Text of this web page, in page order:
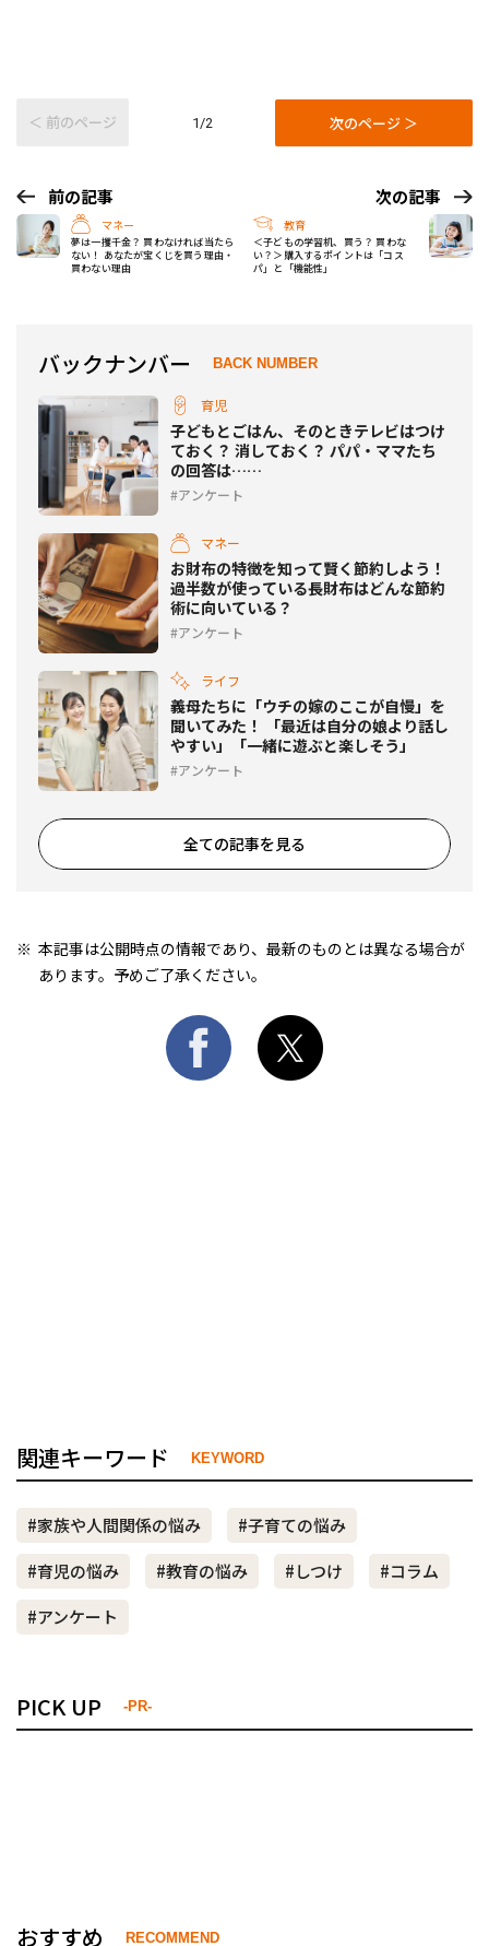
＜ 前のページ 1/2 次のページ ＞
前の記事
マネー
夢は一攫千金？ 買わなければ当たら
ない！ あなたが宝くじを買う理由・
買わない理由
次の記事
教育
＜子どもの学習机、買う？ 買わな
い？＞購入するポイントは「コス
パ」と「機能性」
バックナンバー BACK NUMBER
育児
子どもとごはん、そのときテレビはつけ
ておく？ 消しておく？ パパ・ママたち
の回答は……
アンケート
マネー
お財布の特徴を知って賢く節約しよう！
過半数が使っている長財布はどんな節約
術に向いている？
アンケート
ライフ
義母たちに「ウチの嫁のここが自慢」を
聞いてみた！ 「最近は自分の娘より話し
やすい」「一緒に遊ぶと楽しそう」
アンケート
全ての記事を見る
本記事は公開時点の情報であり、最新のものとは異なる場合が
あります。予めご了承ください。
関連キーワード KEYWORD
#家族や人間関係の悩み
#子育ての悩み
#育児の悩み
#教育の悩み #しつけ
#コラム
#アンケート
PICK UP -PR-
おすすめ RECOMMEND